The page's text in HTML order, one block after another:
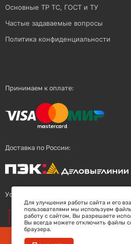
Заберите скидку 5%
Основные ТР ТС, ГОСТ и ТУ
Частые задаваемые вопросы
Политика конфиденциальности
Принимаем к оплате:
Доставка по России:
Успешный поставщик:
Для улучшения работы сайта и его
пользователями мы используем
работу с сайтом, Вы разрешаете
Вы всегда можете отключить файлы
браузера.